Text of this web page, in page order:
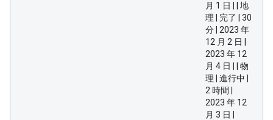
月 1 日 | | 地
理 | 完了 | 30
分 | 2023 年
12 月 2 日 |
2023 年 12
月 4 日 | | 物
理 | 進行中 |
2 時間 |
2023 年 12
月 3 日 |